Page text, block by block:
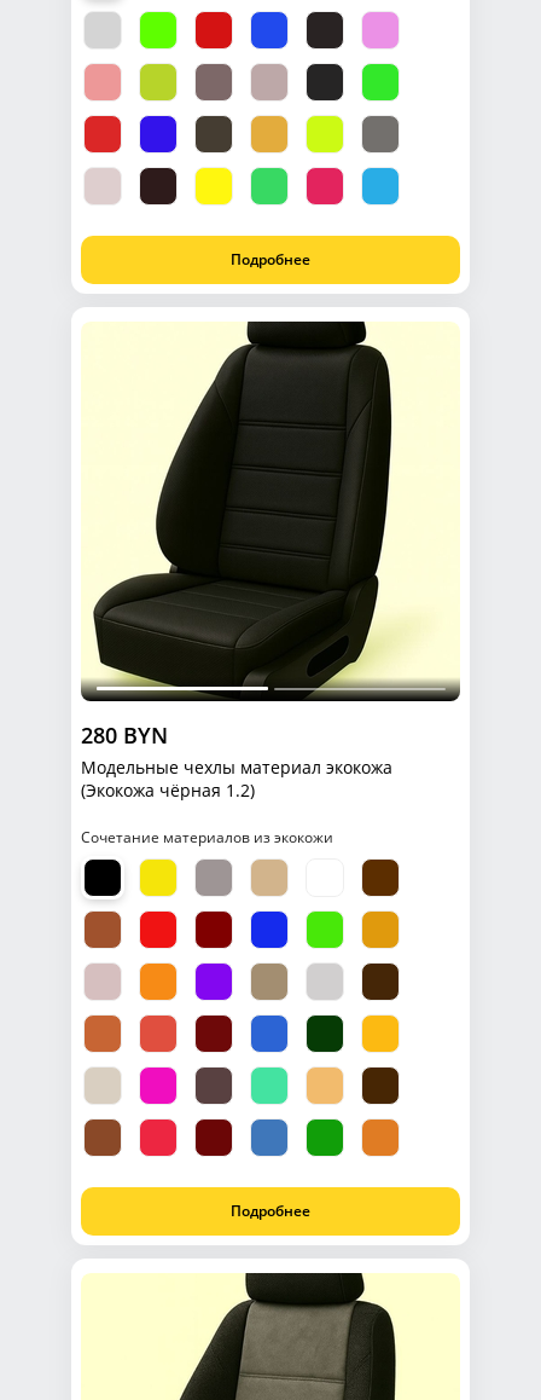
Подробнее
280 BYN
Модельные чехлы материал экокожа
(Экокожа чёрная 1.2)
Сочетание материалов из экокожи
Подробнее